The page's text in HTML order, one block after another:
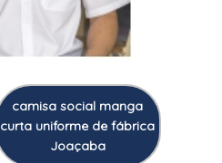
camisa social manga
curta uniforme de fábrica
Joaçaba